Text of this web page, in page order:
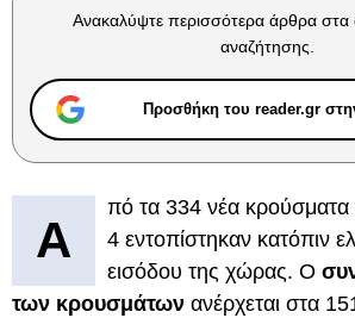
Ανακαλύψτε περισσότερα άρθρα στα
αναζήτησης.
Προσθήκη του reader.gr
A
πό τα 334 νέα κρούσματα
4 εντοπίστηκαν κατόπιν
εισόδου της χώρας. Ο
των κρουσμάτων ανέρχεται στα